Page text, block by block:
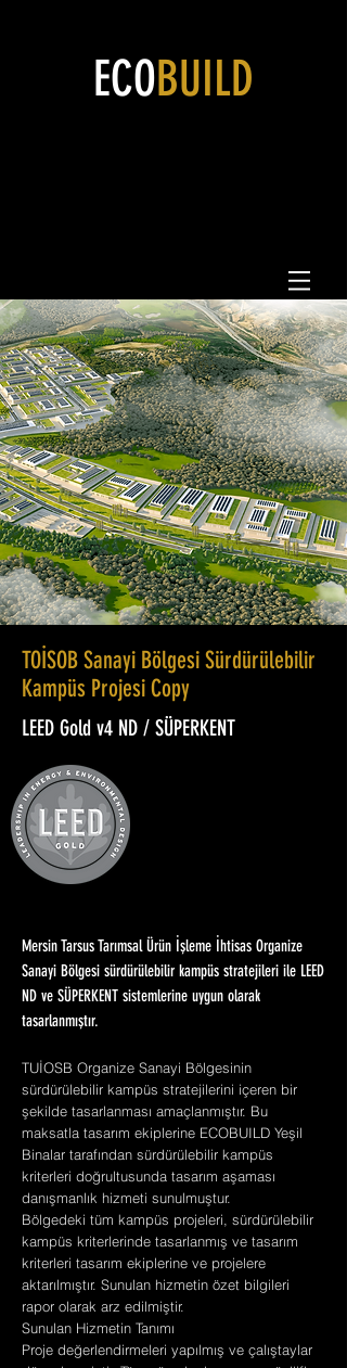
ECOBUILD
TOİSOB Sanayi Bölgesi Sürdürülebilir
Kampüs Projesi Copy
LEED Gold v4 ND / SÜPERKENT
Mersin Tarsus Tarımsal Ürün İşleme İhtisas Organize
Sanayi Bölgesi sürdürülebilir kampüs stratejileri ile LEED
ND ve SÜPERKENT sistemlerine uygun olarak
tasarlanmıştır.
TUİOSB Organize Sanayi Bölgesinin
sürdürülebilir kampüs stratejilerini içeren bir
şekilde tasarlanması amaçlanmıştır. Bu
maksatla tasarım ekiplerine ECOBUILD Yeşil
Binalar tarafından sürdürülebilir kampüs
kriterleri doğrultusunda tasarım aşaması
danışmanlık hizmeti sunulmuştur.
Bölgedeki tüm kampüs projeleri, sürdürülebilir
kampüs kriterlerinde tasarlanmış ve tasarım
kriterleri tasarım ekiplerine ve projelere
aktarılmıştır. Sunulan hizmetin özet bilgileri
rapor olarak arz edilmiştir.
Sunulan Hizmetin Tanımı
Proje değerlendirmeleri yapılmış ve çalıştaylar